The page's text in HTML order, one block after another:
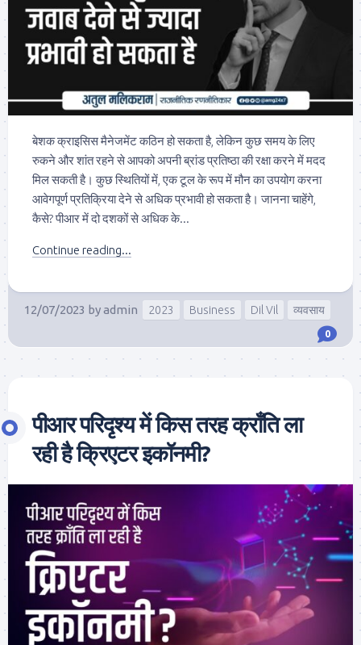
बेशक क्राइसिस मैनेजमेंट कठिन हो सकता है, लेकिन कुछ समय के लिए
रुकने और शांत रहने से आपको अपनी ब्रांड प्रतिष्ठा की रक्षा करने में मदद
मिल सकती है। कुछ स्थितियों में, एक टूल के रूप में मौन का उपयोग करना
आवेगपूर्ण प्रतिक्रिया देने से अधिक प्रभावी हो सकता है। जानना चाहेंगे,
कैसे? पीआर में दो दशकों से अधिक के...
Continue reading...
12/07/2023 byadmin 2023 Business Dil Vil व्यवसाय
0
पीआर परिदृश्य में किस तरह क्राँति ला
रही है क्रिएटर इकॉनमी?